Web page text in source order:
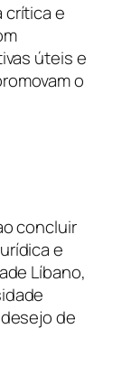
crítica e
úteis e
o
concluir
e
Líbano,
de